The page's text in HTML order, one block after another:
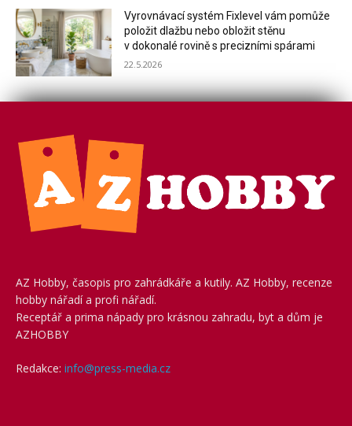
Vyrovnávací systém Fixlevel vám pomůže
položit dlažbu nebo obložit stěnu
v dokonalé rovině s precizními spárami
22.5.2026
AZ Hobby, časopis pro zahrádkáře a kutily. AZ Hobby, recenze
hobby nářadí a profi nářadí.
Receptář a prima nápady pro krásnou zahradu, byt a dům je
AZHOBBY
Redakce: info@press-media.cz